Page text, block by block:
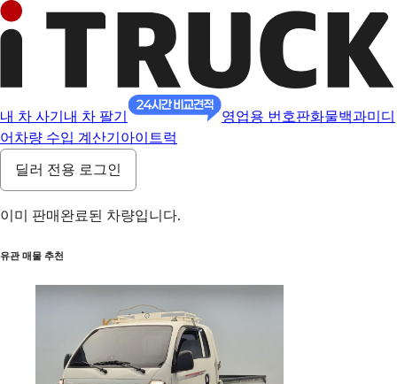
내 차 사기 내 차 팔기 영업용 번호판화물백과미디
어 차량 수입 계산기 아이트럭
딜러 전용 로그인
이미 판매완료된 차량입니다.
유관 매물 추천